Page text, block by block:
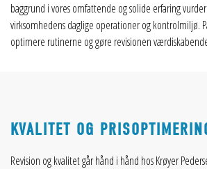
baggrund i vores omfattende og solide erfaring
virksomhedens daglige operationer og kontrolmiljø.
optimere rutinerne og gøre revisionen
KVALITET OG
Revision og kvalitet går hånd i hånd hos Krøyer